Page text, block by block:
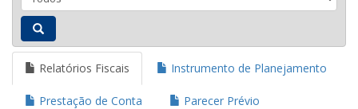
Relatórios Fiscais Instrumento de Planejamento
Prestação de Conta Parecer Prévio